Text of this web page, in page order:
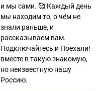
и мы сами. 🥰 Каждый день
мы находим то, о чём не
знали раньше, и
рассказываем вам.
Подключайтесь и Поехали!
вместе в такую знакомую,
но неизвестную нашу
Россию.